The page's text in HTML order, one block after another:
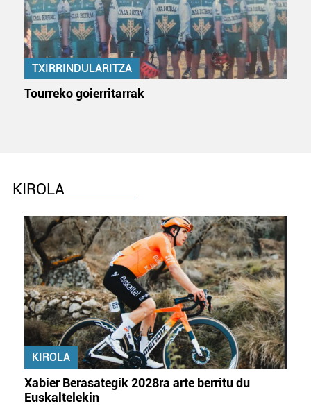
erabiltzeko baimen esplizitua ematen diguzu.Gehiago
irakurri
TXIRRINDULARITZA
Tourreko goierritarrak
KIROLA
KIROLA
Xabier Berasategik 2028ra arte berritu du
Euskaltelekin